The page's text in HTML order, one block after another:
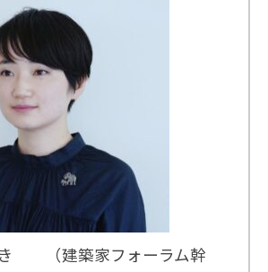
（建築家フォーラム幹